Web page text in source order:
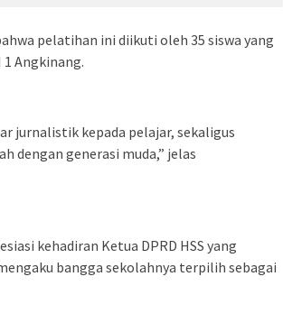
pelatihan ini diikuti oleh 35 siswa yang
Angkinang.
jurnalistik kepada pelajar, sekaligus
dengan generasi muda,” jelas
kehadiran Ketua DPRD HSS yang
bangga sekolahnya terpilih sebagai